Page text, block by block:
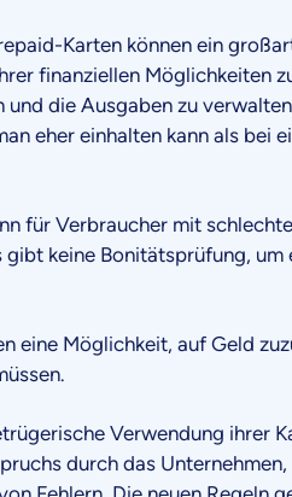
Karten können ein
finanziellen Möglichkeiten
die Ausgaben zu
eher einhalten kann als bei
für Verbraucher mit
keine Bonitätsprüfung, um
eine Möglichkeit, auf Geld
Verwendung ihrer
durch das Unternehmen,